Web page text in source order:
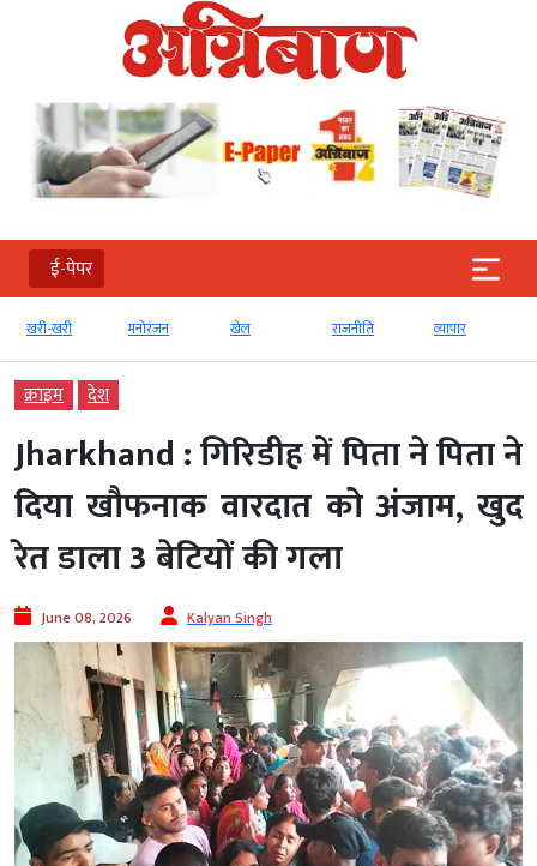
ई-पेपर
खरी-खरी मनोरंजन खेल राजनीति व्‍यापार
क्राइम देश
Jharkhand : गिरिडीह में पिता ने पिता ने
दिया खौफनाक वारदात को अंजाम, खुद
रेत डाला 3 बेटियों की गला
June 08, 2026 Kalyan Singh